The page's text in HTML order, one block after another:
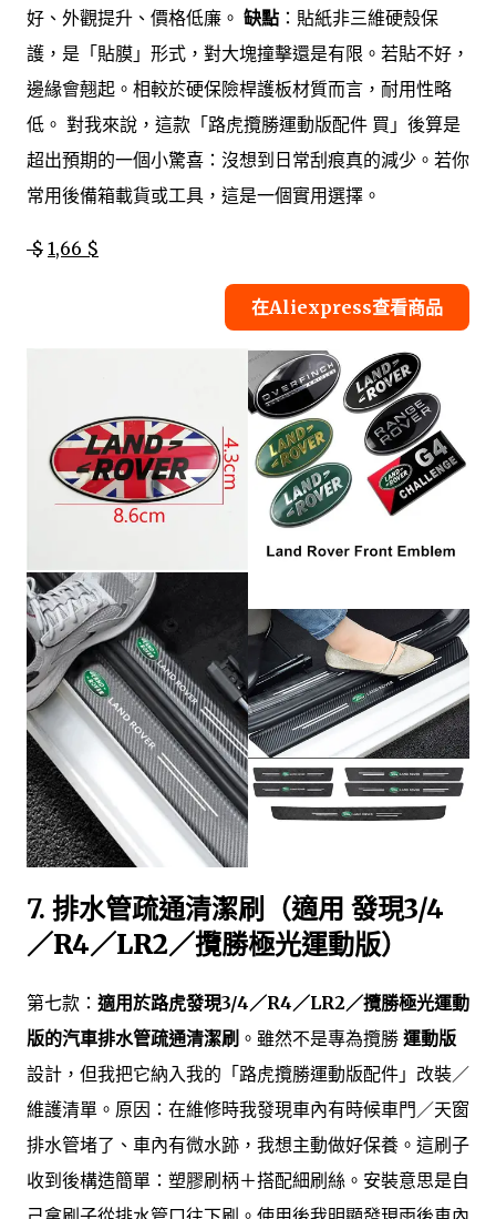
好、外觀提升、價格低廉。 缺點 ：貼紙非三維硬殼保
護，是「貼膜」形式，對大塊撞擊還是有限。若貼不好，
邊緣會翹起。相較於硬保險桿護板材質而言，耐用性略
低。 對我來說，這款「路虎攬勝運動版配件 買」後算是
超出預期的一個小驚喜：沒想到日常刮痕真的減少。若你
常用後備箱載貨或工具，這是一個實用選擇。
$ 1,66 $
在Aliexpress查看商品
7. 排水管疏通清潔刷（適用 發現3/4
／R4／LR2／攬勝極光運動版）
第七款： 適用於路虎發現3/4／R4／LR2／攬勝極光運動
版的汽車排水管疏通清潔刷 。雖然不是專為攬勝 運動版
設計，但我把它納入我的「路虎攬勝運動版配件」改裝／
維護清單。原因：在維修時我發現車內有時候車門／天窗
排水管堵了、車內有微水跡，我想主動做好保養。這刷子
收到後構造簡單：塑膠刷柄＋搭配細刷絲。安裝意思是自